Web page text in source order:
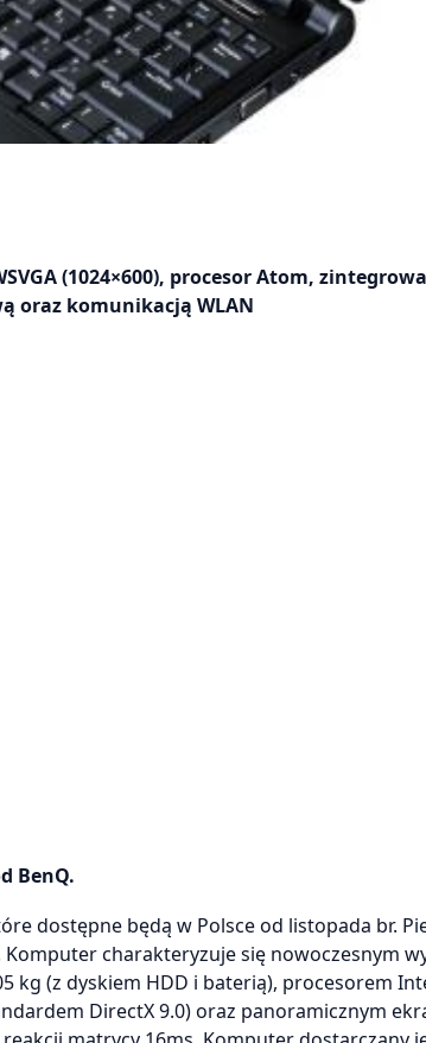
(1024×600), procesor Atom,
oraz komunikacją WLAN
BenQ.
dostępne będą w Polsce od listopada br.
charakteryzuje się nowoczesnym
kg (z dyskiem HDD i baterią), procesorem
DirectX 9.0) oraz panoramicznym